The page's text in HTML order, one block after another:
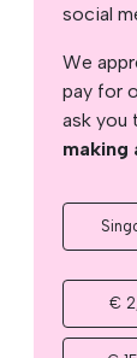
social
We
pay for
ask you
making
€